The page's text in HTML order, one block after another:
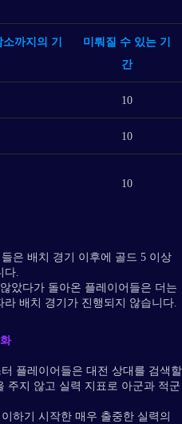
까지의 기
미뤄질 수 있는 기
간
10
10
10
은 배치 경기 이후에 골드 5 이상
다.
았다가 돌아온 플레이어들은 더는
배치 경기가 진행되지 않습니다.
플레이어들은 대전 상대를 검색할
주지 않고 실력 지표로 아군과 적군
하기 시작한 매우 출중한 실력의